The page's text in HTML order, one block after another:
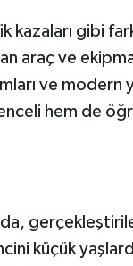
gibi
araç ve
ve modern
hem de
küçük